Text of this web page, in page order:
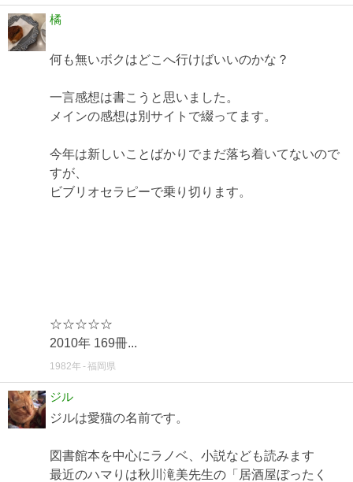
橘
何も無いボクはどこへ行けばいいのかな？
一言感想は書こうと思いました。
メインの感想は別サイトで綴ってます。
今年は新しいことばかりでまだ落ち着いてないので
すが、
ビブリオセラピーで乗り切ります。
☆☆☆☆☆
2010年 169冊...
1982年 福岡県
ジル
ジルは愛猫の名前です。
図書館本を中心にラノベ、小説なども読みます
最近のハマりは秋川滝美先生の「居酒屋ぼったく